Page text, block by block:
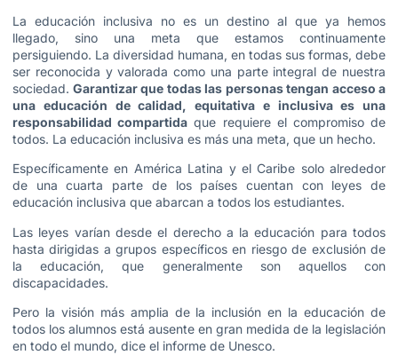
La educación inclusiva no es un destino al que ya hemos
llegado, sino una meta que estamos continuamente
persiguiendo. La diversidad humana, en todas sus formas, debe
ser reconocida y valorada como una parte integral de nuestra
sociedad. Garantizar que todas las personas tengan acceso a
una educación de calidad, equitativa e inclusiva es una
responsabilidad compartida que requiere el compromiso de
todos. La educación inclusiva es más una meta, que un hecho.
Específicamente en América Latina y el Caribe solo alrededor
de una cuarta parte de los países cuentan con leyes de
educación inclusiva que abarcan a todos los estudiantes.
Las leyes varían desde el derecho a la educación para todos
hasta dirigidas a grupos específicos en riesgo de exclusión de
la educación, que generalmente son aquellos con
discapacidades.
Pero la visión más amplia de la inclusión en la educación de
todos los alumnos está ausente en gran medida de la legislación
en todo el mundo, dice el informe de Unesco.